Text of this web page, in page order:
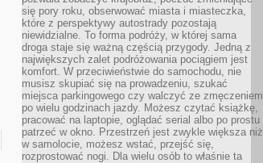
się pory roku, obserwować miasta i miasteczka,
które z perspektywy autostrady pozostają
niewidzialne. To forma podróży, w której sama
droga staje się ważną częścią przygody. Jedną z
największych zalet podróżowania pociągiem jest
komfort. W przeciwieństwie do samochodu, nie
musisz skupiać się na prowadzeniu, szukać
miejsca parkingowego czy walczyć ze zmęczeniem
po wielu godzinach jazdy. Możesz czytać książkę,
pracować na laptopie, oglądać serial albo po prostu
patrzeć w okno. Przestrzeń jest zwykle większa niż
w samolocie, możesz wstać, przejść się,
rozprostować nogi. Dla wielu osób to właśnie ta